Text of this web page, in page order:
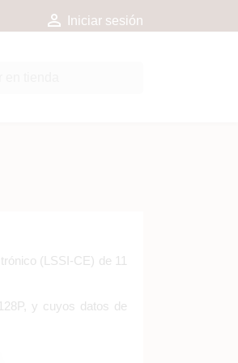
 Iniciar sesión
(LSSI-CE) de 11
y cuyos datos de